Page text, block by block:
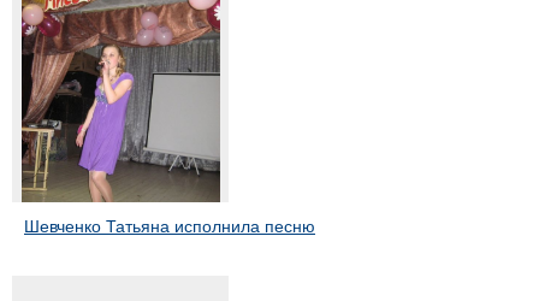
Шевченко Татьяна исполнила песню